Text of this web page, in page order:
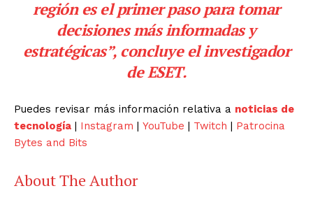
región es el primer paso para tomar
decisiones más informadas y
estratégicas”, concluye el investigador
de ESET.
Puedes revisar más información relativa a noticias de
tecnología | Instagram | YouTube | Twitch | Patrocina
Bytes and Bits
About The Author